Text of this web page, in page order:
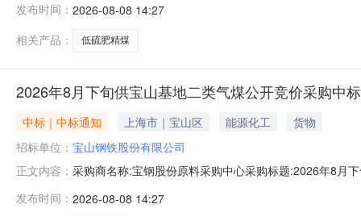
发布时间： 2026-08-08 14:27
相关产品：
低硫肥精煤
2026年8月下旬供宝山基地二类气煤公开竞价采购中
中标｜中标通知 上海市｜宝山区 能源化工
货物
招标单位： 宝山钢铁股份有限公司
正文内容： 采购商名称:宝钢股份原料采购中心采购标题:2026年8月
发布时间： 2026-08-08 14:27